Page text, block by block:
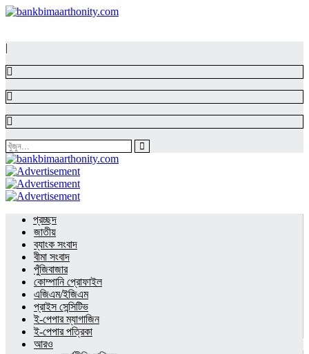
|
প্রচ্ছদ
জাতীয়
ব্যাংক সংবাদ
বীমা সংবাদ
পুঁজিবাজার
কোম্পানি প্রোফাইল
এজিএম/ইজিএম
প্রাইস সেন্সিটিভ
ই-পেপার ম্যাগাজিন
ই-পেপার পত্রিকা
আরও